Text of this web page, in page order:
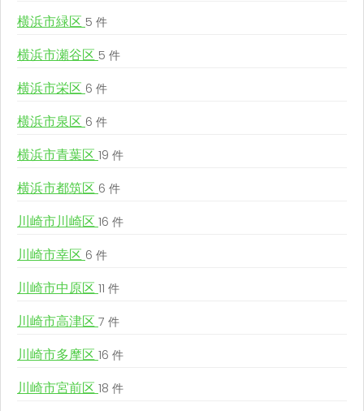
横浜市緑区 5 件
横浜市瀬谷区 5 件
横浜市栄区 6 件
横浜市泉区 6 件
横浜市青葉区 19 件
横浜市都筑区 6 件
川崎市川崎区 16 件
川崎市幸区 6 件
川崎市中原区 11 件
川崎市高津区 7 件
川崎市多摩区 16 件
川崎市宮前区 18 件